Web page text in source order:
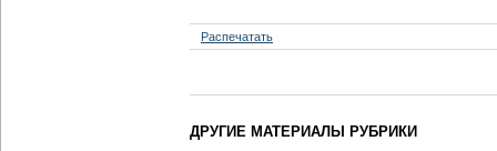
Распечатать
ДРУГИЕ МАТЕРИАЛЫ РУБРИКИ